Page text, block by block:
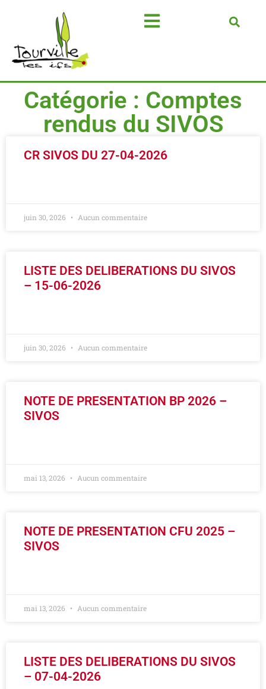
Catégorie : Comptes
rendus du SIVOS
CR SIVOS DU 27-04-2026
juin 30, 2026 Aucun commentaire
LISTE DES DELIBERATIONS DU SIVOS
– 15-06-2026
juin 30, 2026 Aucun commentaire
NOTE DE PRESENTATION BP 2026 –
SIVOS
mai 13, 2026 Aucun commentaire
NOTE DE PRESENTATION CFU 2025 –
SIVOS
mai 13, 2026 Aucun commentaire
LISTE DES DELIBERATIONS DU SIVOS
– 07-04-2026